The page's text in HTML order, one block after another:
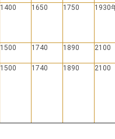
1400 1650 1750 1930
1500 1740 1890 2100
1500 1740 1890 2100